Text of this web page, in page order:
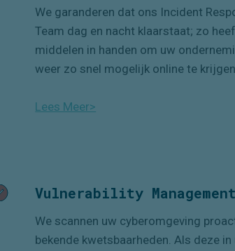
We garanderen dat ons Incident
Team dag en nacht klaarstaat; zo
middelen in handen om uw
weer zo snel mogelijk online te
Lees Meer>
Vulnerability Management
We scannen uw cyberomgeving
bekende kwetsbaarheden. Als deze in